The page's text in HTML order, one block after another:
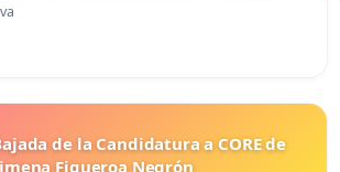
de la Candidatura a CORE de
Figueroa Negrón